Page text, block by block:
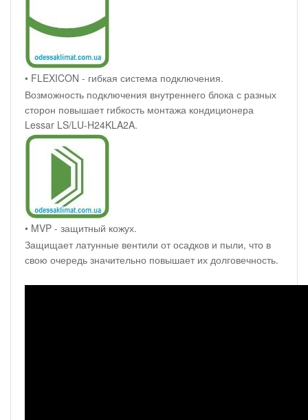
• FLEXICON - гибкая система подключения.
Возможность подключения внутреннего блока с разных
сторон повышает гибкость монтажа кондиционера
Lessar LS/LU-H24KLA2A.
• MVP - защитный кожух.
Защищает латунные вентили от осадков и пыли, что в
свою очередь значительно повышает их долговечность.